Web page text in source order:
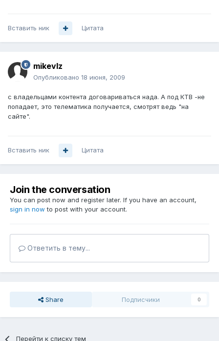
Вставить ник Цитата
mikevlz
Опубликовано 18 июня, 2009
с владельцами контента договариваться нада. А под КТВ -не
попадает, это телематика получается, смотрят ведь "на
сайте".
Вставить ник Цитата
Join the conversation
You can post now and register later. If you have an account,
sign in now to post with your account.
Ответить в тему...
Share Подписчики 0
Перейти к списку тем